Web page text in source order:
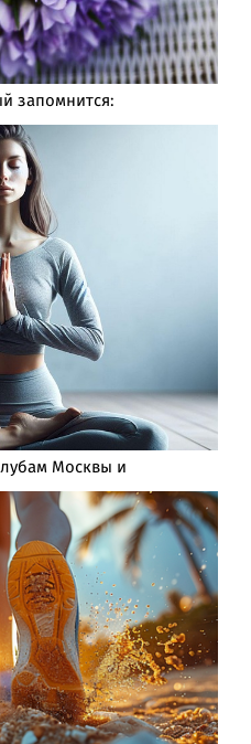
запомнится:
Москвы и